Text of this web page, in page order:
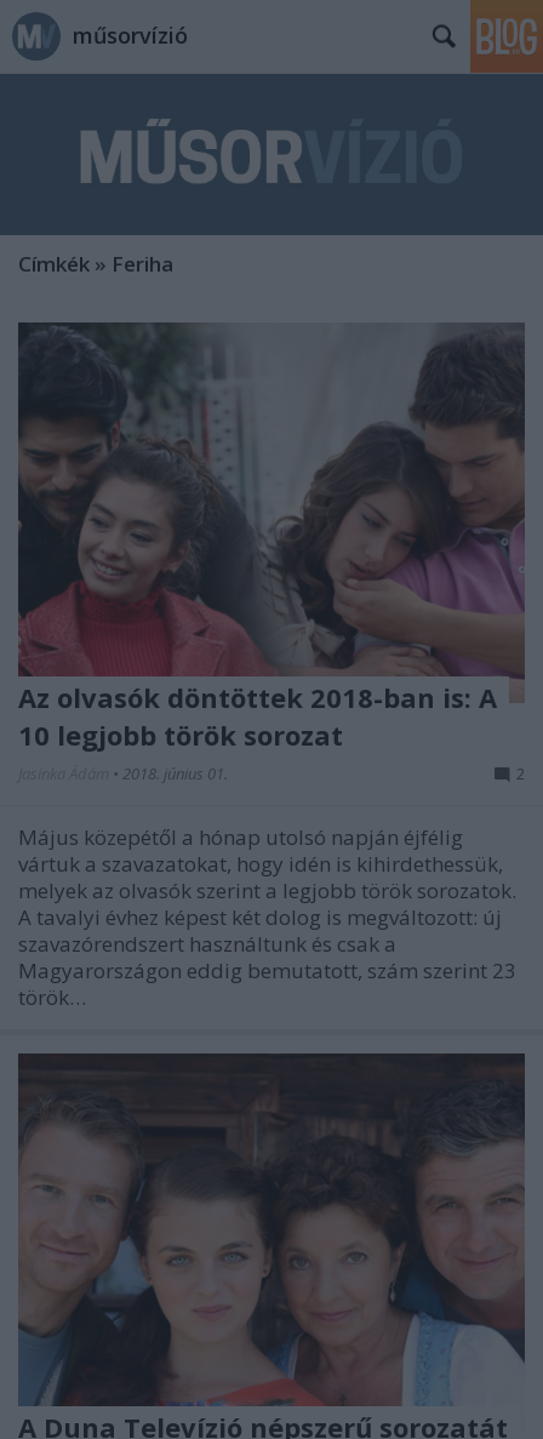
műsorvízió
Címkék » Feriha
Az olvasók döntöttek 2018-ban is: A
10 legjobb török sorozat
• 2018. június 01. 2
Május közepétől a hónap utolsó napján éjfélig
vártuk a szavazatokat, hogy idén is kihirdethessük,
melyek az olvasók szerint a legjobb török sorozatok.
A tavalyi évhez képest két dolog is megváltozott: új
szavazórendszert használtunk és csak a
Magyarországon eddig bemutatott, szám szerint 23
török…
A Duna Televízió népszerű sorozatát